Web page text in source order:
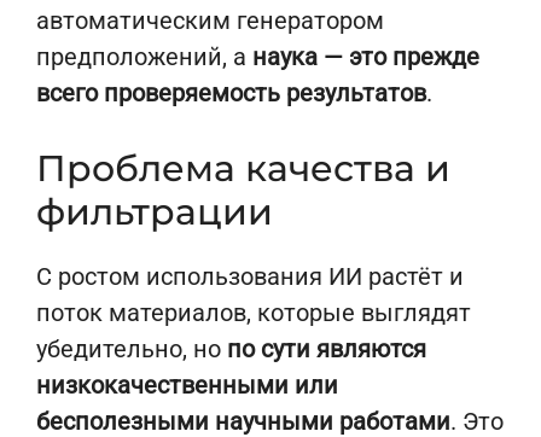
автоматическим генератором
предположений, а наука — это прежде
всего проверяемость результатов.
Проблема качества и
фильтрации
С ростом использования ИИ растёт и
поток материалов, которые выглядят
убедительно, но по сути являются
низкокачественными или
бесполезными научными работами. Это